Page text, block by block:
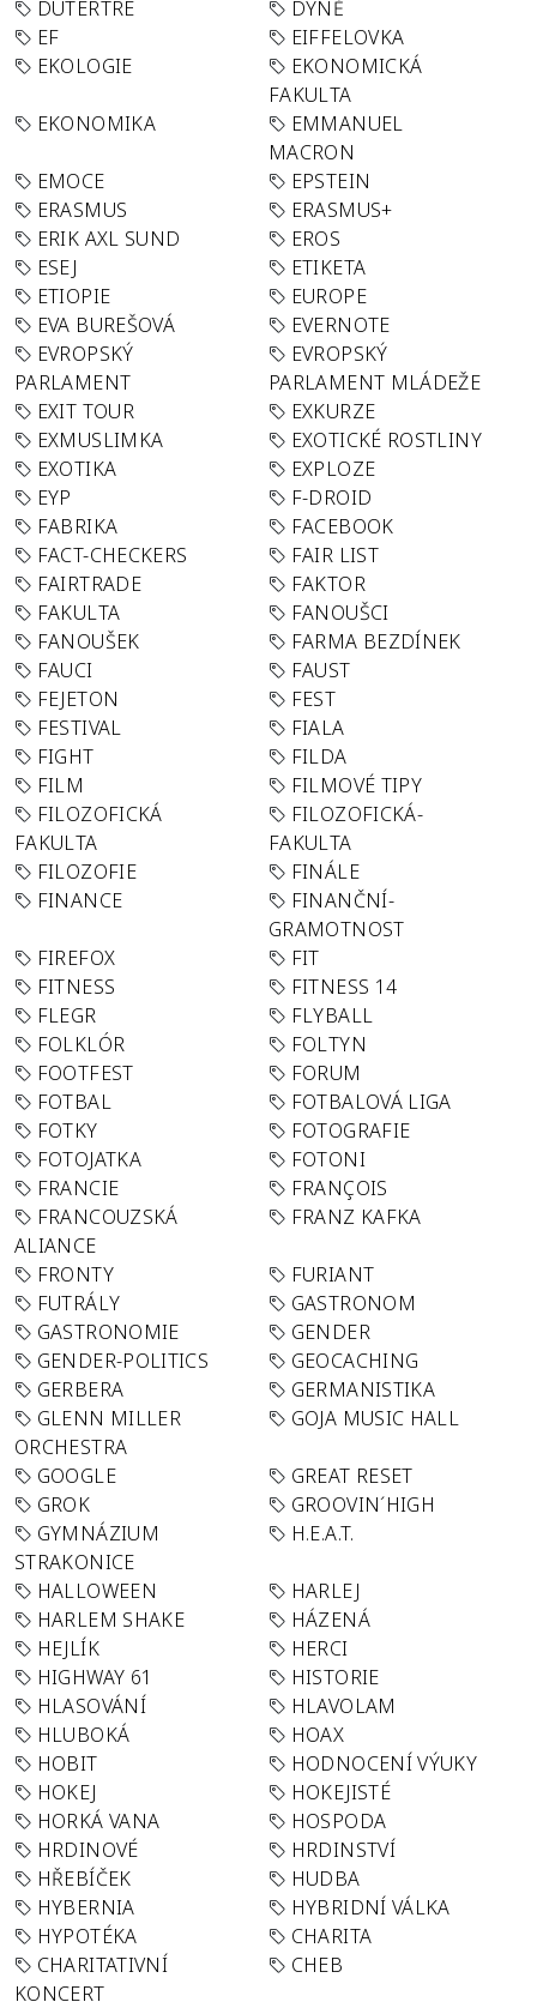
DUTERTRE
DÝNĚ
EF
EIFFELOVKA
EKOLOGIE
EKONOMICKÁ
FAKULTA
EKONOMIKA
EMMANUEL
MACRON
EMOCE
EPSTEIN
ERASMUS
ERASMUS+
ERIK AXL SUND
EROS
ESEJ
ETIKETA
ETIOPIE
EUROPE
EVA BUREŠOVÁ
EVERNOTE
EVROPSKÝ
PARLAMENT
EVROPSKÝ
PARLAMENT MLÁDEŽE
EXIT TOUR
EXKURZE
EXMUSLIMKA
EXOTICKÉ ROSTLINY
EXOTIKA
EXPLOZE
EYP
F-DROID
FABRIKA
FACEBOOK
FACT-CHECKERS
FAIR LIST
FAIRTRADE
FAKTOR
FAKULTA
FANOUŠCI
FANOUŠEK
FARMA BEZDÍNEK
FAUCI
FAUST
FEJETON
FEST
FESTIVAL
FIALA
FIGHT
FILDA
FILM
FILMOVÉ TIPY
FILOZOFICKÁ
FAKULTA
FILOZOFICKÁ-
FAKULTA
FILOZOFIE
FINÁLE
FINANCE
FINANČNÍ-
GRAMOTNOST
FIREFOX
FIT
FITNESS
FITNESS 14
FLEGR
FLYBALL
FOLKLÓR
FOLTYN
FOOTFEST
FORUM
FOTBAL
FOTBALOVÁ LIGA
FOTKY
FOTOGRAFIE
FOTOJATKA
FOTONI
FRANCIE
FRANÇOIS
FRANCOUZSKÁ
ALIANCE
FRANZ KAFKA
FRONTY
FURIANT
FUTRÁLY
GASTRONOM
GASTRONOMIE
GENDER
GENDER-POLITICS
GEOCACHING
GERBERA
GERMANISTIKA
GLENN MILLER
ORCHESTRA
GOJA MUSIC HALL
GOOGLE
GREAT RESET
GROK
GROOVIN´HIGH
GYMNÁZIUM
STRAKONICE
H.E.A.T.
HALLOWEEN
HARLEJ
HARLEM SHAKE
HÁZENÁ
HEJLÍK
HERCI
HIGHWAY 61
HISTORIE
HLASOVÁNÍ
HLAVOLAM
HLUBOKÁ
HOAX
HOBIT
HODNOCENÍ VÝUKY
HOKEJ
HOKEJISTÉ
HORKÁ VANA
HOSPODA
HRDINOVÉ
HRDINSTVÍ
HŘEBÍČEK
HUDBA
HYBERNIA
HYBRIDNÍ VÁLKA
HYPOTÉKA
CHARITA
CHARITATIVNÍ
KONCERT
CHEB